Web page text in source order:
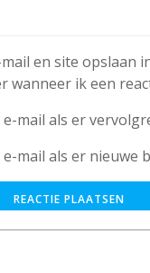
en site opslaan
wanneer ik een
mail als er
mail als er nieuwe